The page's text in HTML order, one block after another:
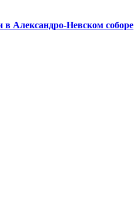
Александро-Невском соборе